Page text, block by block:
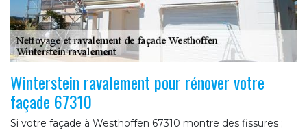
Winterstein ravalement pour rénover votre
façade 67310
Si votre façade à Westhoffen 67310 montre des fissures ;